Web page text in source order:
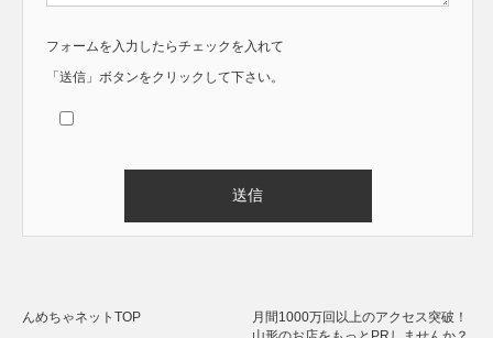
フォームを入力したらチェックを入れて
「送信」ボタンをクリックして下さい。
んめちゃネットTOP
月間1000万回以上のアクセス突破！